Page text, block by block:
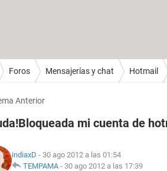
Foros Mensajerías y chat Hotmail
Anterior
mi cuenta de
indiaxD - 30 ago 2012 a las 01:54
TEMPAMA- 30 ago 2012 a las 17:39